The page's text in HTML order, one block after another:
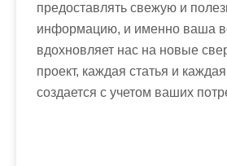
предоставлять свежую и
информацию, и именно ваша
вдохновляет нас на новые
проект, каждая статья и
создается с учетом ваших